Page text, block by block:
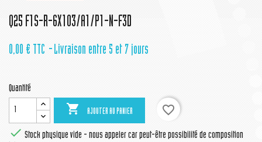
Q25 F1S-R-6X103/A1/P1-N-F3D
0,00 € TTC Livraison entre 5 et 7 jours
Quantité
 AJOUTER AU PANIER
favorite_border
 Stock physique vide - nous appeler car peut-être possibilité de composition